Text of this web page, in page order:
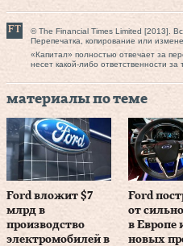
© The Financial Times Limited [2013].
Перепечатка, копирование или
«Капитал» полностью отвечает за
несет какой-либо ответственности за
материалы по теме
Ford вложит $7
млрд в
производство
электромобилей в
Ford
от
в Европе
новых